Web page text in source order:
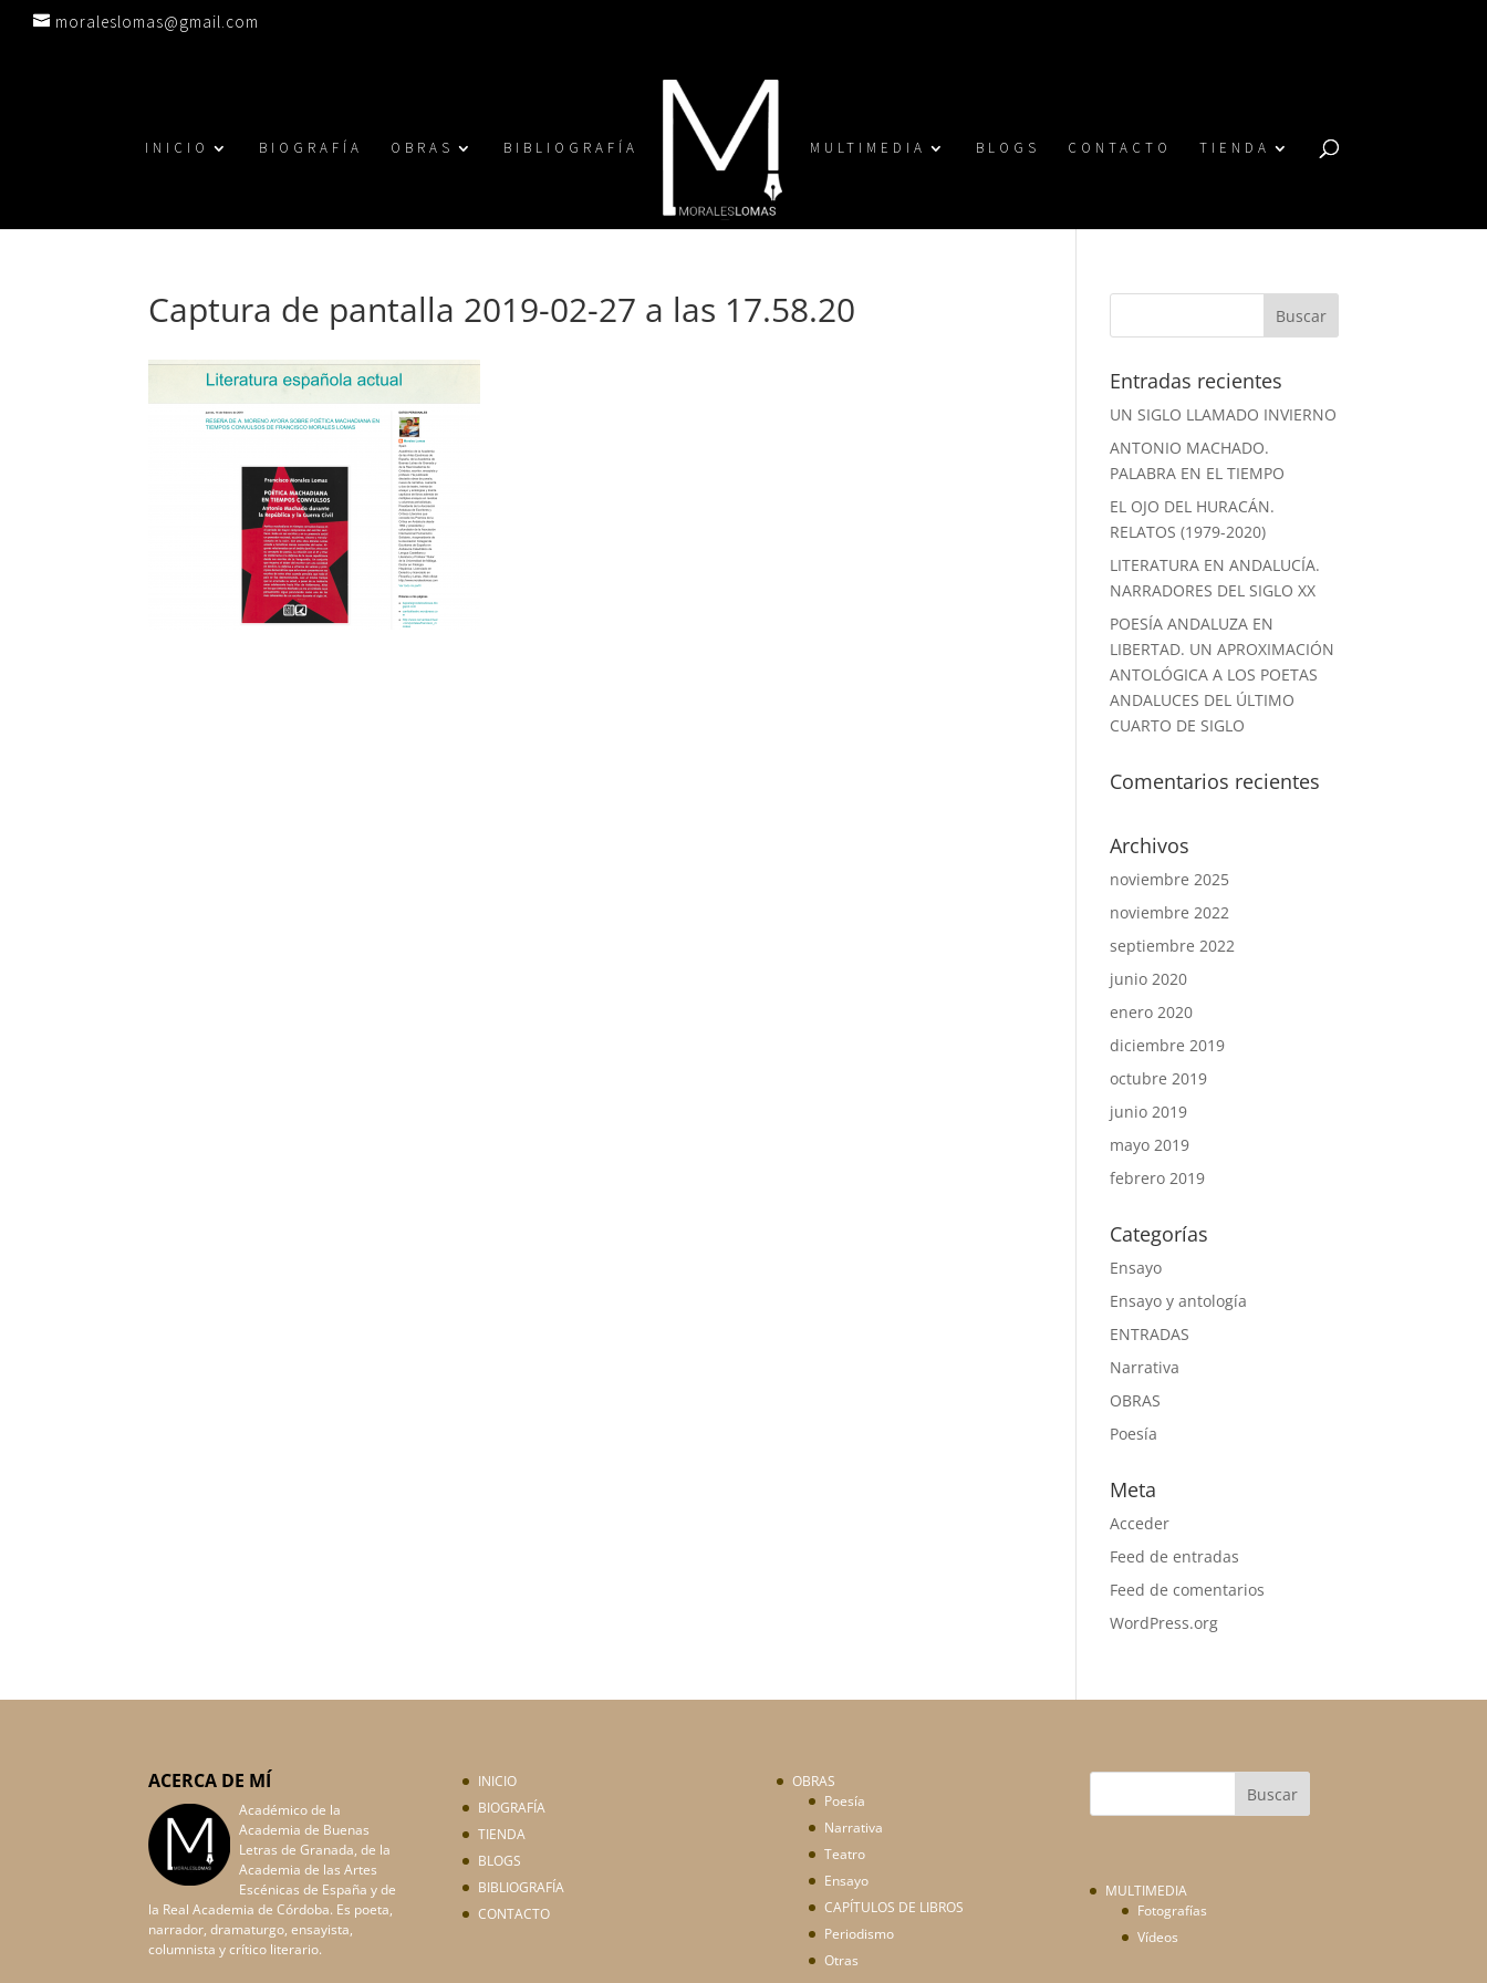
moraleslomas@gmail.com
INICIO BIOGRAFÍA OBRAS BIBLIOGRAFÍA MULTIMEDIA BLOGS CONTACTO TIENDA
Captura de pantalla 2019-02-27 a las 17.58.20
Entradas recientes
UN SIGLO LLAMADO INVIERNO
ANTONIO MACHADO.
PALABRA EN EL TIEMPO
EL OJO DEL HURACÁN.
RELATOS (1979-2020)
LITERATURA EN ANDALUCÍA.
NARRADORES DEL SIGLO XX
POESÍA ANDALUZA EN
LIBERTAD. UN APROXIMACIÓN
ANTOLÓGICA A LOS POETAS
ANDALUCES DEL ÚLTIMO
CUARTO DE SIGLO
Comentarios recientes
Archivos
noviembre 2025
noviembre 2022
septiembre 2022
junio 2020
enero 2020
diciembre 2019
octubre 2019
junio 2019
mayo 2019
febrero 2019
Categorías
Ensayo
Ensayo y antología
ENTRADAS
Narrativa
OBRAS
Poesía
Meta
Acceder
Feed de entradas
Feed de comentarios
WordPress.org
ACERCA DE MÍ
Académico de la
Academia de Buenas
Letras de Granada, de la
Academia de las Artes
Escénicas de España y de
la Real Academia de Córdoba. Es poeta,
narrador, dramaturgo, ensayista,
columnista y crítico literario.
INICIO
BIOGRAFÍA
TIENDA
BLOGS
BIBLIOGRAFÍA
CONTACTO
OBRAS
Poesía
Narrativa
Teatro
Ensayo
CAPÍTULOS DE LIBROS
Periodismo
Otras
MULTIMEDIA
Fotografías
Vídeos